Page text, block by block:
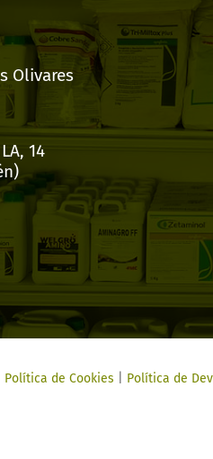
Olivares
14
Política de Cookies Política de